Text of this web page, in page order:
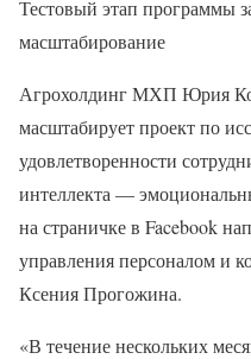
Тестовый этап программы
масштабирование
Агрохолдинг МХП Юрия
масштабирует проект по
удовлетворенности
интеллекта —
на страничке в Facebook
управления персоналом и
Ксения Прогожина.
«В течение нескольких